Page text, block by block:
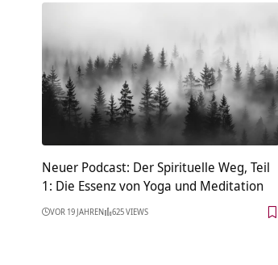
Neuer Podcast: Der Spirituelle Weg, Teil
1: Die Essenz von Yoga und Meditation
VOR 19 JAHREN 625 VIEWS